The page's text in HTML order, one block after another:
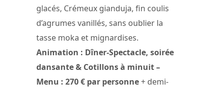
glacés, Crémeux gianduja, fin coulis
d’agrumes vanillés, sans oublier la
tasse moka et mignardises.
Animation : Dîner-Spectacle, soirée
dansante & Cotillons à minuit –
Menu : 270 € par personne+ demi-